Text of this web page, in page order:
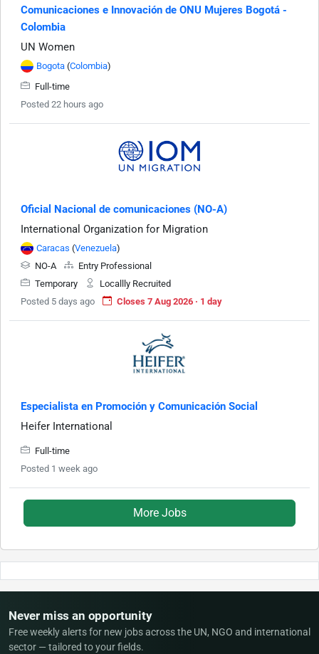
Comunicaciones e Innovación de ONU Mujeres Bogotá -
Colombia
UN Women
Bogota (Colombia)
Full-time
Posted 22 hours ago
Oficial Nacional de comunicaciones (NO-A)
International Organization for Migration
Caracas (Venezuela)
NO-A
Entry Professional
Temporary
Locallly Recruited
Posted 5 days ago
Closes 7 Aug 2026 · 1 day
Especialista en Promoción y Comunicación Social
Heifer International
Full-time
Posted 1 week ago
More Jobs
Never miss an opportunity
Free weekly alerts for new jobs across the UN, NGO and international
sector — tailored to your fields.